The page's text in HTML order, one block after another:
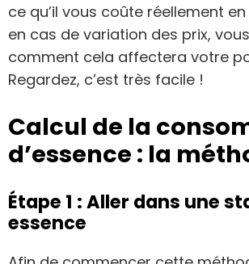
ce qu’il vous coûte réellement
en cas de variation des prix,
comment cela affectera votre
Regardez, c’est très facile !
Calcul de la
d’essence : la
Étape 1 : Aller dans une
essence